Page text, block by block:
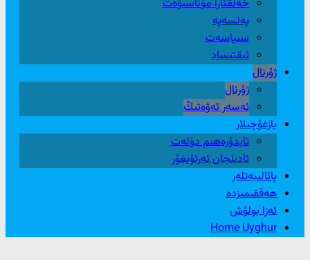
خەلقئارا مۇناسىۋەت
پەلسەپە
سىياسەت
ئىقتىساد
ژۇرنال
ژۇرنال
ئەسەر ئەۋەتىڭ
يازغۇچىلار
ئابدۇرەھىم دۆلەت
ئادىلجان ئەرئۇيغۇر
پائالىيەتلەر
ھەققىمىزدە
ئەزا بولۇش
Home Uyghur